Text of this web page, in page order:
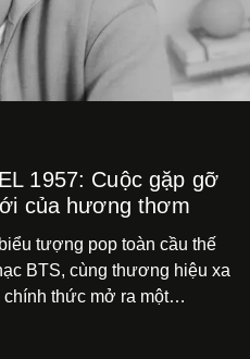
1957: Cuộc gặp gỡ
của hương thơm
tượng pop toàn cầu thế
BTS, cùng thương hiệu xa
thức mở ra một